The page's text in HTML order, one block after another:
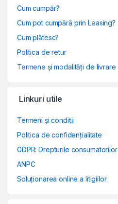
Cum cumpăr?
Cum pot cumpără prin Leasing?
Cum plătesc?
Politica de retur
Termene și modalități de livrare
Linkuri utile
Termeni și condiții
Politica de confidențialitate
GDPR: Drepturile consumatorilor
ANPC
Soluționarea online a litigiilor